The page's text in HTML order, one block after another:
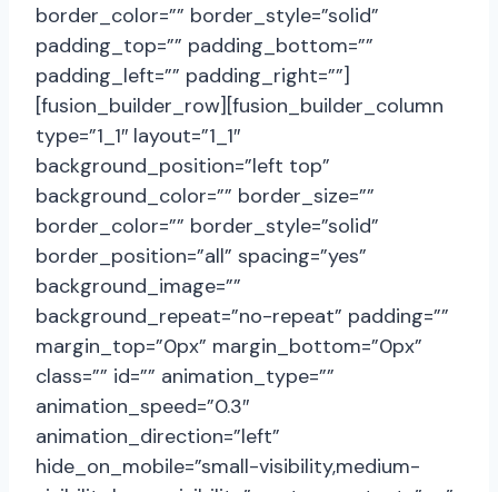
border_color=”” border_style=”solid”
padding_top=”” padding_bottom=””
padding_left=”” padding_right=””]
[fusion_builder_row][fusion_builder_column
type=”1_1″ layout=”1_1″
background_position=”left top”
background_color=”” border_size=””
border_color=”” border_style=”solid”
border_position=”all” spacing=”yes”
background_image=””
background_repeat=”no-repeat” padding=””
margin_top=”0px” margin_bottom=”0px”
class=”” id=”” animation_type=””
animation_speed=”0.3″
animation_direction=”left”
hide_on_mobile=”small-visibility,medium-